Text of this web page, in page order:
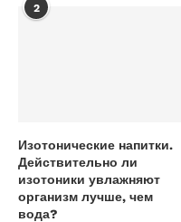
2
Изотонические напитки.
Действительно ли
изотоники увлажняют
организм лучше, чем
вода?